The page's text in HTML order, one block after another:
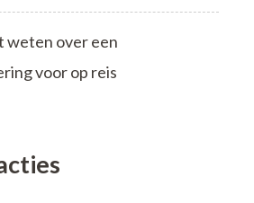
weten over een
voor op reis